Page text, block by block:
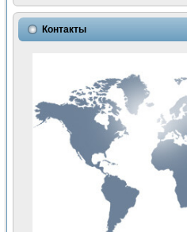
Применение
Симуляция отклика
Автоматизация
Разработка
Применение среды
Портативная система
Использование
Устройство для
Передовые научные
Автоматизированная
Визуализация
Виртуальный
Исследование
Контакты